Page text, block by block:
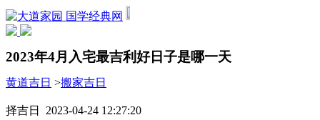
国学经典网
2023年4月入宅最吉利好日子是哪一天
黄道吉日 >搬家吉日
择吉日 2023-04-24 12:27:20